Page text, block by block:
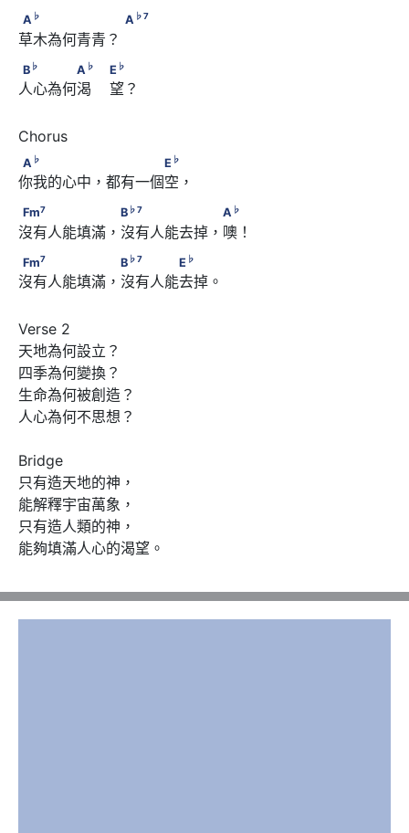
A♭ A
A ♭ A ♭7
草木為何青青？
B♭ A ♭ E
B ♭ A ♭ E ♭
人心為何渴    望？
A♭ E
A ♭ E ♭
你我的心中，都有一個空，
Fm7 B A
Fm7 B ♭7 A ♭
沒有人能填滿，沒有人能去掉，噢！
Fm7 B E
Fm7 B ♭7 E ♭
沒有人能填滿，沒有人能去掉。
Verse 2
天地為何設立？
四季為何變換？
生命為何被創造？
人心為何不思想？
Bridge
只有造天地的神，
能解釋宇宙萬象，
只有造人類的神，
能夠填滿人心的渴望。